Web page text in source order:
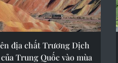
địa chất Trương Dịch
Trung Quốc vào mùa